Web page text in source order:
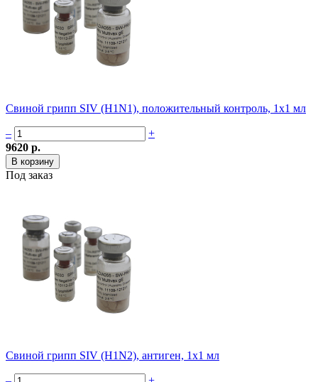
Свиной грипп SIV (H1N1), положительный контроль, 1х1 мл
–
+
9620 р.
Под заказ
Свиной грипп SIV (H1N2), антиген, 1х1 мл